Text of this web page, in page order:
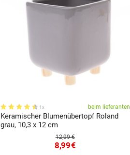
1x beim lieferanten
Keramischer Blumenübertopf Roland
grau, 10,3 x 12 cm
12,99 €
8,99€